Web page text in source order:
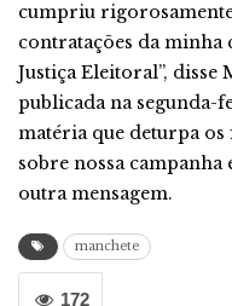
cumpriu
contratações da minha
Justiça Eleitoral”,
publicada na segunda-
matéria que deturpa os
sobre nossa campanha
outra mensagem.
manchete
172